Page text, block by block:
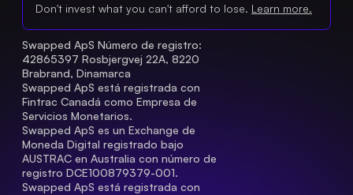
Don't invest what you can't afford to lose. Learn more.
Swapped ApS Número de registro:
42865397 Rosbjergvej 22A, 8220
Brabrand, Dinamarca
Swapped ApS está registrada con
Fintrac Canadá como Empresa de
Servicios Monetarios.
Swapped ApS es un Exchange de
Moneda Digital registrado bajo
AUSTRAC en Australia con número de
registro DCE100879379-001.
Swapped ApS está registrada con